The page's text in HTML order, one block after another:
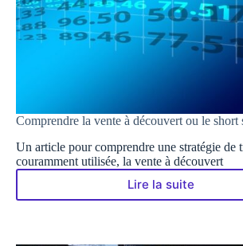
Comprendre la vente à découvert ou le short
Un article pour comprendre une stratégie de
couramment utilisée, la vente à découvert
Lire la suite
Comprendre